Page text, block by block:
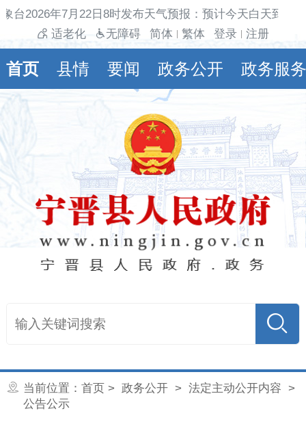
台2026年7月22日8时发布天气预报：预计今天白天到
适老化
无障碍 简体 繁体 登录 注册
首页 县情 要闻 政务公开 政务服务
当前位置： 首页 > 政务公开> 法定主动公开内容 >
公告公示